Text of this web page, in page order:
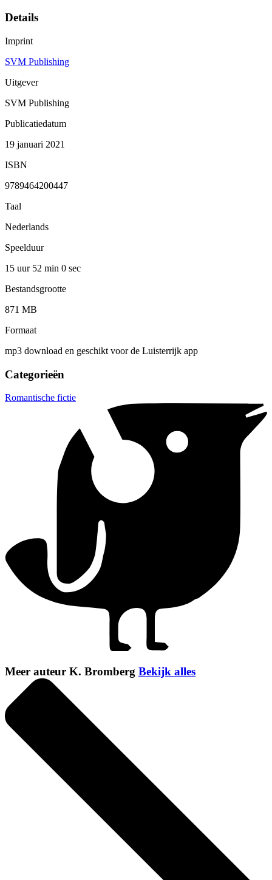
Details
Imprint
SVM Publishing
Uitgever
SVM Publishing
Publicatiedatum
19 januari 2021
ISBN
9789464200447
Taal
Nederlands
Speelduur
15 uur 52 min 0 sec
Bestandsgrootte
871 MB
Formaat
mp3 download en geschikt voor de Luisterrijk app
Categorieën
Romantische fictie
Meer auteur K. Bromberg Bekijk alles